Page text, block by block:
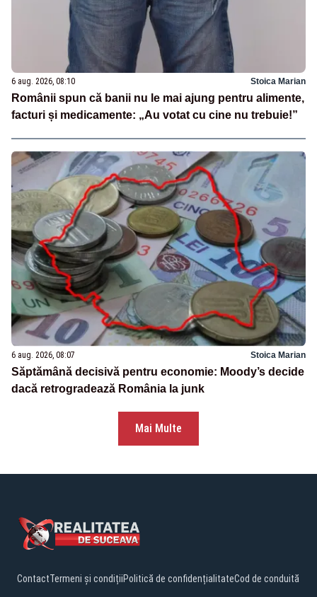
6 aug. 2026, 08:10 Stoica Marian
Românii spun că banii nu le mai ajung pentru alimente,
facturi și medicamente: „Au votat cu cine nu trebuie!”
6 aug. 2026, 08:07 Stoica Marian
Săptămână decisivă pentru economie: Moody’s decide
dacă retrogradează România la junk
Mai Multe
ContactTermeni și condițiiPolitică de confidențialitateCod de conduită